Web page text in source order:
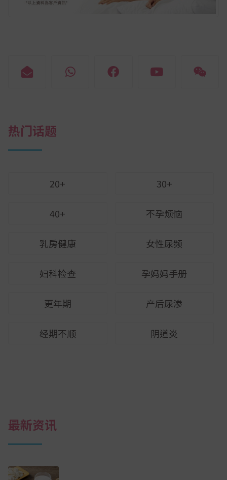
热门话题
20+ 30+
40+ 不孕烦恼
乳房健康 女性尿频
妇科检查 孕妈妈手册
更年期 产后尿渗
经期不顺 阴道炎
最新资讯